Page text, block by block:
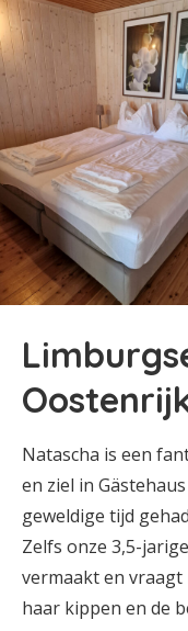
Natascha is een
en ziel in
geweldige tijd
Zelfs onze 3,5-
vermaakt en
haar kippen en de